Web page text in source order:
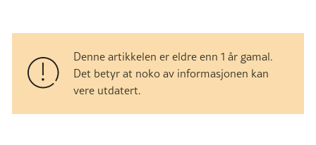
Denne artikkelen er eldre enn 1 år gamal.
Det betyr at noko av informasjonen kan
vere utdatert.